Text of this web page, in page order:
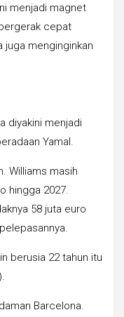
menjadi magnet
cepat
juga menginginkan
diyakini menjadi
Yamal.
Williams masih
hingga 2027.
58 juta euro
berusia 22 tahun itu
Barcelona.